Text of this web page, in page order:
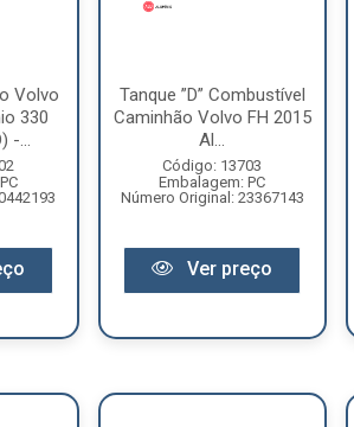
Volvo
330
-...
Tanque ”D” Combustível
Caminhão Volvo FH 2015
Al...
Código: 13703
Embalagem: PC
Número Original: 23367143
Ver preço